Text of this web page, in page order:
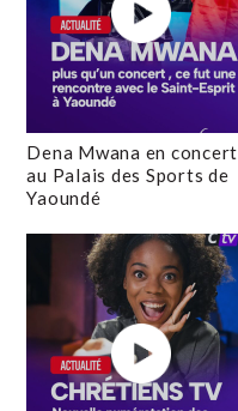
Dena Mwana en concert
au Palais des Sports de
Yaoundé